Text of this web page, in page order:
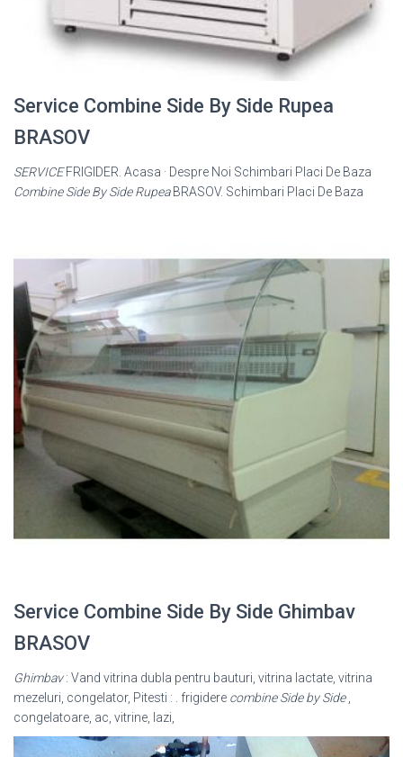
Service Combine Side By Side Rupea
BRASOV
SERVICEFRIGIDER. Acasa · Despre Noi Schimbari Placi De Baza
Combine Side By Side RupeaBRASOV. Schimbari Placi De Baza
Service Combine Side By Side Ghimbav
BRASOV
Ghimbav: Vand vitrina dubla pentru bauturi, vitrina lactate, vitrina
mezeluri, congelator, Pitesti : . frigidere combine Side by Side,
congelatoare, ac, vitrine, lazi,